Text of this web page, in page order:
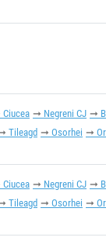
Ciucea Negreni CJ
Tileagd Osorhei
Ciucea Negreni CJ
Tileagd Osorhei